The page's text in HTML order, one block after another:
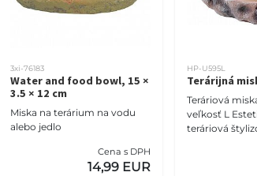
3xi-76183
Water and food bowl, 15 ×
3.5 × 12 cm
Miska na terárium na vodu
alebo jedlo
Cena s DPH
14,99 EUR
HP-U595L
Terárijná
Teráriová
veľkosť L Esteticky vyrobená
teráriová
prostredím